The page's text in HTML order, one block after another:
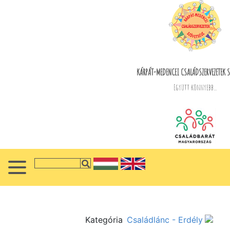
KÁRPÁT-MEDENCEI CSALÁDSZERVEZETEK
Együtt könnyebb...
Kategória Családlánc - Erdély